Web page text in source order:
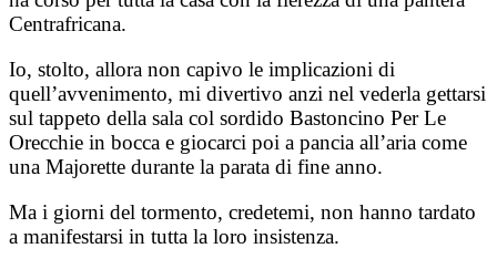
Centrafricana.
Io, stolto, allora non capivo le implicazioni di
quell’avvenimento, mi divertivo anzi nel vederla gettarsi
sul tappeto della sala col sordido Bastoncino Per Le
Orecchie in bocca e giocarci poi a pancia all’aria come
una Majorette durante la parata di fine anno.
Ma i giorni del tormento, credetemi, non hanno tardato
a manifestarsi in tutta la loro insistenza.